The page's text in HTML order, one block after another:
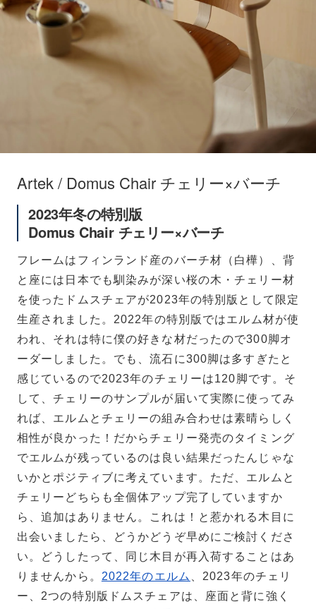
Artek / Domus Chair チェリー×バーチ
2023年冬の特別版
Domus Chair チェリー×バーチ
フレームはフィンランド産のバーチ材（白樺）、背
と座には日本でも馴染みが深い桜の木・チェリー材
を使ったドムスチェアが2023年の特別版として限定
生産されました。2022年の特別版ではエルム材が使
われ、それは特に僕の好きな材だったので300脚オ
ーダーしました。でも、流石に300脚は多すぎたと
感じているので2023年のチェリーは120脚です。そ
して、チェリーのサンプルが届いて実際に使ってみ
れば、エルムとチェリーの組み合わせは素晴らしく
相性が良かった！だからチェリー発売のタイミング
でエルムが残っているのは良い結果だったんじゃな
いかとポジティブに考えています。ただ、エルムと
チェリーどちらも全個体アップ完了していますか
ら、追加はありません。これは！と惹かれる木目に
出会いましたら、どうかどうぞ早めにご検討くださ
い。どうしたって、同じ木目が再入荷することはあ
りませんから。 2022年のエルム
、2023年のチェリ
ー、2つの特別版ドムスチェアは、座面と背に強く